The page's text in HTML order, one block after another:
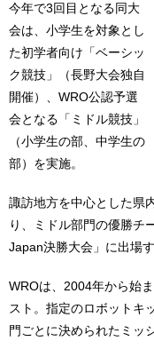
今年で3回⽬となる同⼤
会は、⼩学⽣を対象とし
た初学者向け「ベーシッ
ク競技」（長野大会独自
開催）、WRO公認予選
会となる「ミドル競技」
（⼩学⽣の部、中学⽣の
部）を実施。
諏訪地⽅を中⼼とした県
り、ミドル部⾨の優勝チ
Japan決勝⼤会」に出場す
WROは、2004年から始
スト。指定のロボットキ
⾨ごとに決められたミッ